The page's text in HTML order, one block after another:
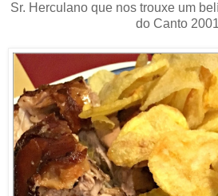
Sr. Herculano que nos trouxe um
do Canto